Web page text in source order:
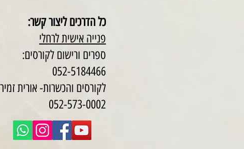
כל הדרכים ליצור קשר:
פנייה אישית לרחלי
ספרים ורישום לקורסים:
052-5184466
לקורסים והכשרות- אורית
052-573-0002